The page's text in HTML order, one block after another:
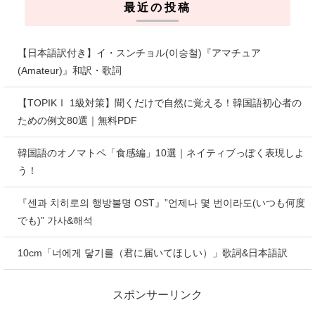
最近の投稿
【日本語訳付き】イ・スンチョル(이승철)『アマチュア
(Amateur)』和訳・歌詞
【TOPIKⅠ 1級対策】聞くだけで自然に覚える！韓国語初心者の
ための例文80選｜無料PDF
韓国語のオノマトペ「食感編」10選｜ネイティブっぽく表現しよ
う！
『센과 치히로의 행방불명 OST』”언제나 몇 번이라도(いつも何度
でも)” 가사&해석
10cm「너에게 닿기를（君に届いてほしい）」歌詞&日本語訳
スポンサーリンク